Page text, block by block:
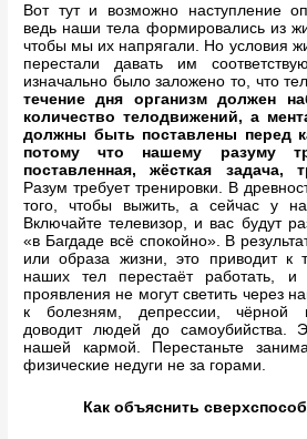
Вот тут и возможно наступление
ведь наши тела формировались из
чтобы мы их напрягали. Но условия
перестали давать им
изначально было заложено то, что
течение дня организм должен
количество телодвижений, а
должны быть поставлены перед
потому что нашему разуму
поставленная, жёсткая задача,
Разум требует тренировки. В
того, чтобы выжить, а сейчас у
Включайте телевизор, и вас будут
«в Багдаде всё спокойно». В
или образа жизни, это приводит к
наших тел перестаёт работать, и
проявления не могут светить через
к болезням, депрессии, чёрной
доводит людей до самоубийства.
нашей кармой. Перестаньте
физические недуги не за горами.
Как объяснить